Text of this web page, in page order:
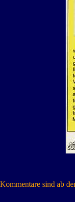
Kommentare sind ab